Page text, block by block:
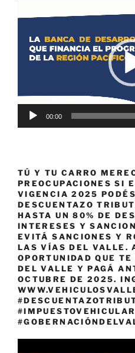
de
00:00
TÚ Y TU CARRO
PREOCUPACIONES SI
VIGENCIA 2025
DESCUENTAZO
HASTA UN 80% DE
INTERESES Y
EVITÁ SANCIONES Y
LAS VÍAS DEL VALLE.
OPORTUNIDAD QUE
DEL VALLE Y PAGÁ
OCTUBRE DE 2025.
#IMPUESTOVEHICULAR